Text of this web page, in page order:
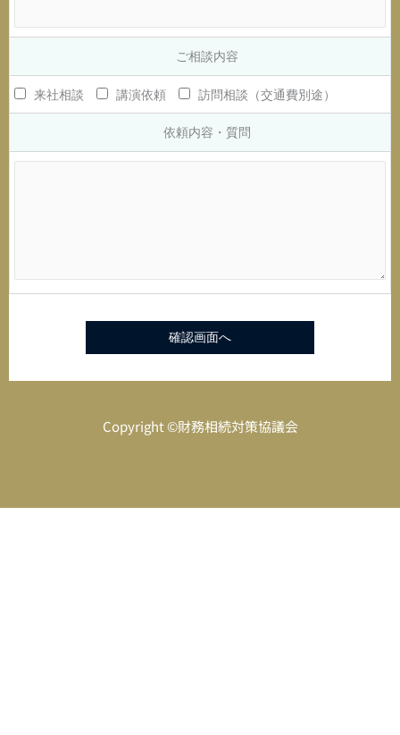
ご相談内容
来社相談 講演依頼 訪問相談（交通費別途）
依頼内容・質問
Copyright ©財務相続対策協議会